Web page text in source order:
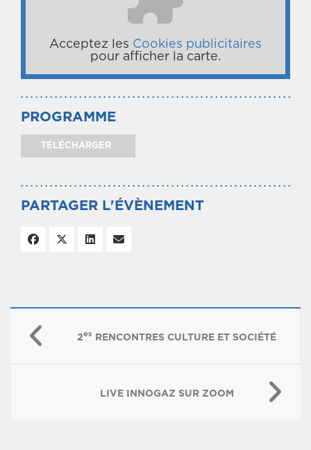
Acceptez les Cookies publicitaires
pour afficher la carte.
PROGRAMME
TÉLÉCHARGER
PARTAGER L'ÉVÈNEMENT
2es RENCONTRES CULTURE ET SOCIÉTÉ
LIVE INNOGAZ SUR ZOOM